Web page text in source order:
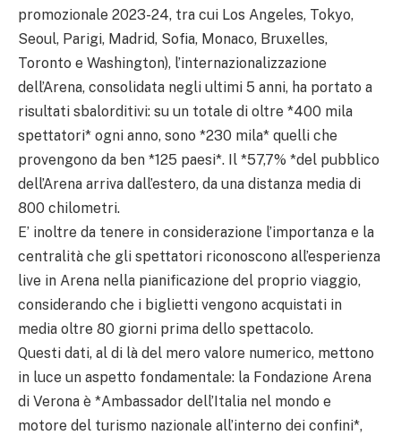
promozionale 2023-24, tra cui Los Angeles, Tokyo,
Seoul, Parigi, Madrid, Sofia, Monaco, Bruxelles,
Toronto e Washington), l’internazionalizzazione
dell’Arena, consolidata negli ultimi 5 anni, ha portato a
risultati sbalorditivi: su un totale di oltre *400 mila
spettatori* ogni anno, sono *230 mila* quelli che
provengono da ben *125 paesi*. Il *57,7% *del pubblico
dell’Arena arriva dall’estero, da una distanza media di
800 chilometri.
E’ inoltre da tenere in considerazione l’importanza e la
centralità che gli spettatori riconoscono all’esperienza
live in Arena nella pianificazione del proprio viaggio,
considerando che i biglietti vengono acquistati in
media oltre 80 giorni prima dello spettacolo.
Questi dati, al di là del mero valore numerico, mettono
in luce un aspetto fondamentale: la Fondazione Arena
di Verona è *Ambassador dell’Italia nel mondo e
motore del turismo nazionale all’interno dei confini*,